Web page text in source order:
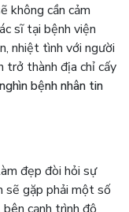
không cần cảm
sĩ tại bệnh viện
nhiệt tình với người
trở thành địa chỉ cấy
bệnh nhân tin
đẹp đòi hỏi sự
sẽ gặp phải một số
bên cạnh trình độ